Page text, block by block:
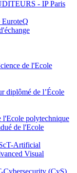
- IP Paris
de l'Ecole
diplômé de l’École
polytechnique
de l'Ecole
Artificial
Visual
(CyS)